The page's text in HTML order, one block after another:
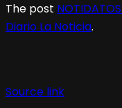
The post
Diario La Noticia.
Source link